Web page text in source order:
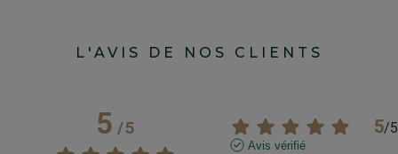
L'AVIS DE NOS CLIENTS
5/5 5/5
Avis vérifié